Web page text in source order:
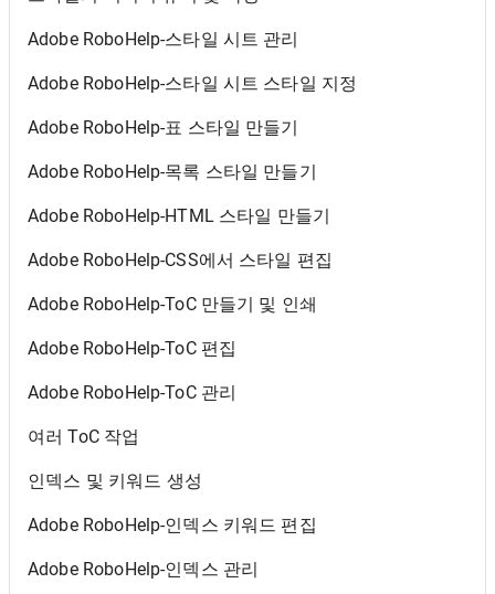
Adobe RoboHelp-스타일 시트 관리
Adobe RoboHelp-스타일 시트 스타일 지정
Adobe RoboHelp-표 스타일 만들기
Adobe RoboHelp-목록 스타일 만들기
Adobe RoboHelp-HTML 스타일 만들기
Adobe RoboHelp-CSS에서 스타일 편집
Adobe RoboHelp-ToC 만들기 및 인쇄
Adobe RoboHelp-ToC 편집
Adobe RoboHelp-ToC 관리
여러 ToC 작업
인덱스 및 키워드 생성
Adobe RoboHelp-인덱스 키워드 편집
Adobe RoboHelp-인덱스 관리